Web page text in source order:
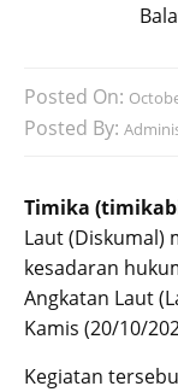
Posted On:
Posted By:
Timika
Laut (Diskumal)
kesadaran
Angkatan Laut
Kamis (20/10/
Kegiatan